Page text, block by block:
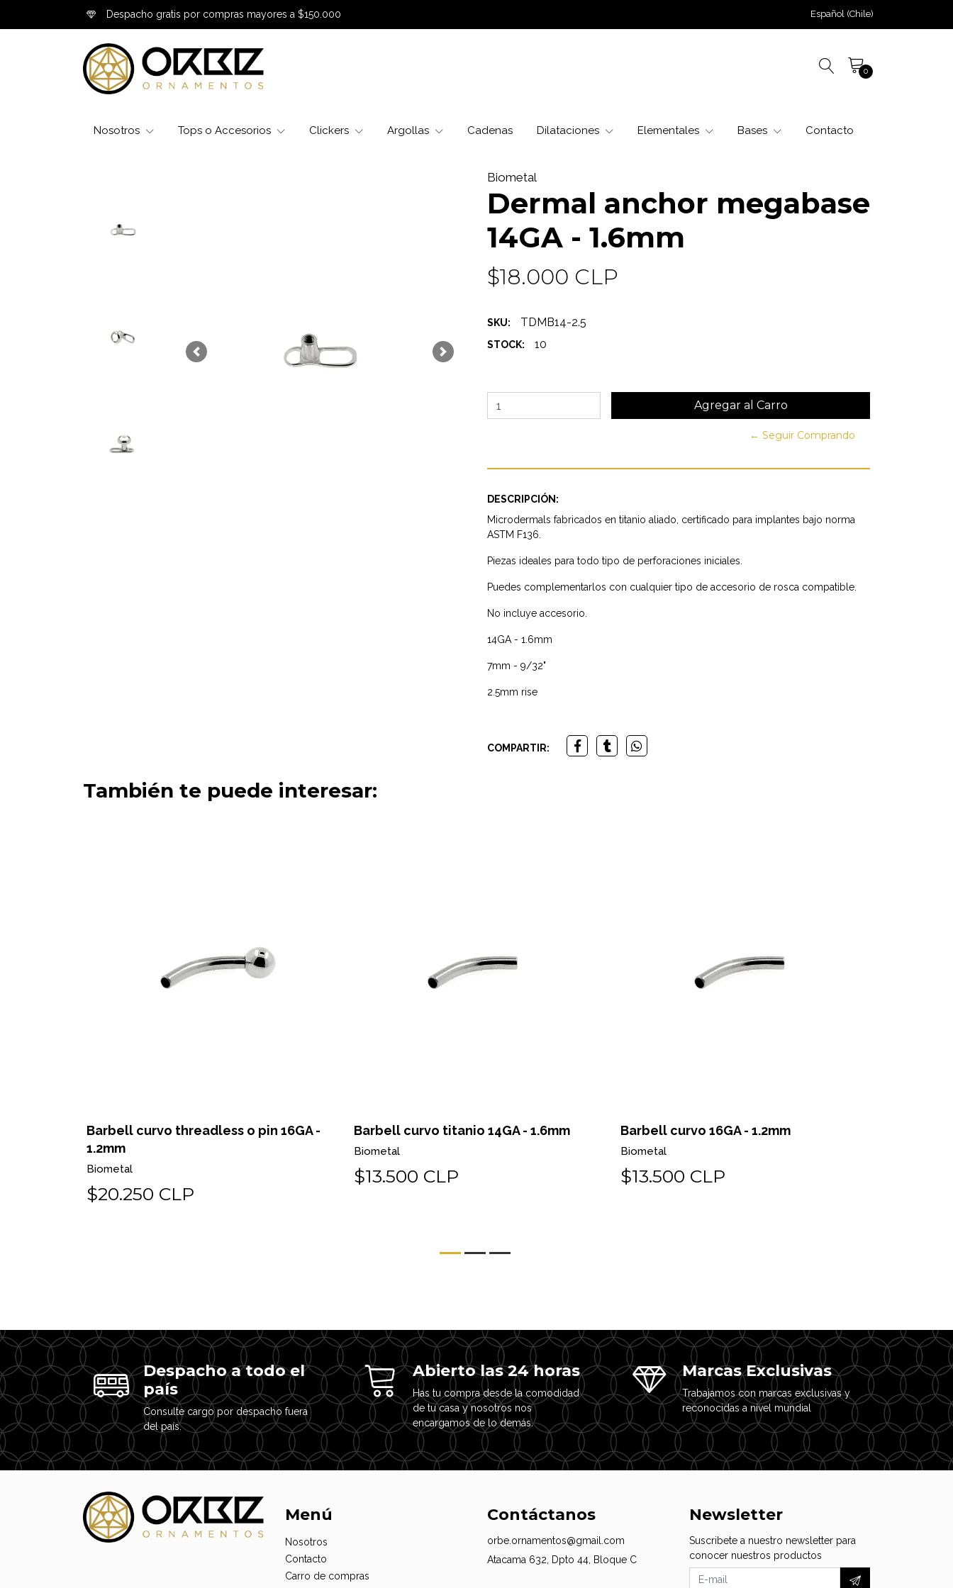
Despacho gratis por compras mayores a $150.000 Español (Chile)
0
Nosotros Tops o Accesorios Clickers Argollas Cadenas Dilataciones Elementales Bases Contacto
Previous Next
Biometal
Dermal anchor megabase
14GA - 1.6mm
$18.000 CLP
SKU: TDMB14-2.5
STOCK: 10
← Seguir Comprando
DESCRIPCIÓN:
Microdermals fabricados en titanio aliado, certificado para implantes bajo norma
ASTM F136.
Piezas ideales para todo tipo de perforaciones iniciales.
Puedes complementarlos con cualquier tipo de accesorio de rosca compatible.
No incluye accesorio.
14GA - 1.6mm
7mm - 9/32"
2.5mm rise
COMPARTIR:
También te puede interesar:
Barbell curvo threadless o pin 16GA -
1.2mm
Biometal
$20.250 CLP
Barbell curvo titanio 14GA - 1.6mm
Biometal
$13.500 CLP
Barbell curvo 16GA - 1.2mm
Biometal
$13.500 CLP
Despacho a todo el
país
Consulte cargo por despacho fuera
del país.
Abierto las 24 horas
Has tu compra desde la comodidad
de tu casa y nosotros nos
encargamos de lo demás.
Marcas Exclusivas
Trabajamos con marcas exclusivas y
reconocidas a nivel mundial
Menú
Nosotros
Contacto
Carro de compras
Contáctanos
orbe.ornamentos@gmail.com
Atacama 632, Dpto 44, Bloque C
Newsletter
Suscribete a nuestro newsletter para
conocer nuestros productos